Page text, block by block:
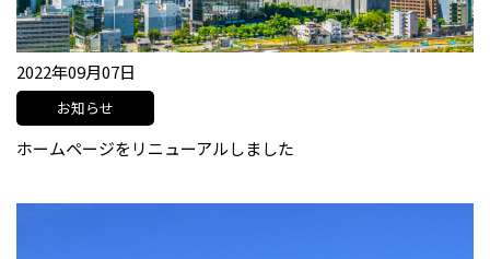
2022年09月07日
お知らせ
ホームページをリニューアルしました